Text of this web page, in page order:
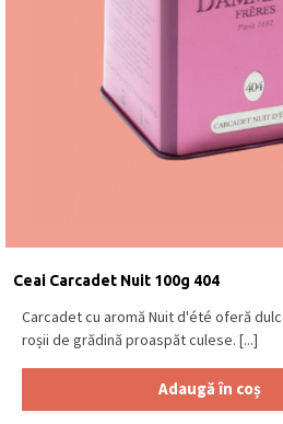
Produsele Leonidas sunt
Este potrivit pentru a fi
Da, este un cadou complet și
Ceai Carcadet Nuit 100g 404
Carcadet cu aromă Nuit d'été oferă
roșii de grădină proaspăt culese. [...]
Adaugă în coș